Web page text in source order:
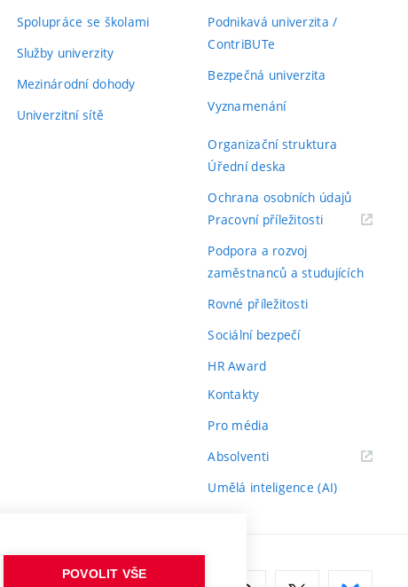
Spolupráce se školami
Služby univerzity
Mezinárodní dohody
Univerzitní sítě
Podnikavá univerzita /
ContriBUTe
Bezpečná univerzita
Vyznamenání
Organizační struktura
Úřední deska
Ochrana osobních údajů
Pracovní příležitosti(externí
Podpora a rozvoj
zaměstnanců a studujících
Rovné příležitosti
Sociální bezpečí
HR Award
Kontakty
Pro média
Absolventi(externí
Umělá inteligence (AI)
POVOLIT VŠE